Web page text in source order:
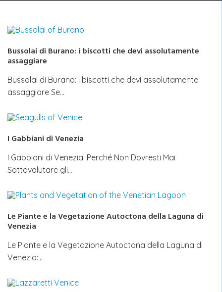
Bussolai di Burano: i biscotti che devi assolutamente
assaggiare
Bussolai di Burano: i biscotti che devi assolutamente
assaggiare Se…
I Gabbiani di Venezia
I Gabbiani di Venezia: Perché Non Dovresti Mai
Sottovalutare gli…
Le Piante e la Vegetazione Autoctona della Laguna di
Venezia
Le Piante e la Vegetazione Autoctona della Laguna di
Venezia:…